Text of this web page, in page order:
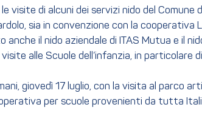
visite di alcuni dei servizi nido del
sia in convenzione con la
il nido aziendale di ITAS Mutua e il
alle Scuole dell’infanzia, in particolare
giovedì 17 luglio, con la visita al
per scuole provenienti da tutta